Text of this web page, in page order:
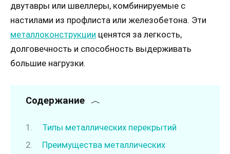
двутавры или швеллеры, комбинируемые с
настилами из профлиста или железобетона. Эти
металлоконструкции ценятся за легкость,
долговечность и способность выдерживать
большие нагрузки.
Содержание
Типы металлических перекрытий
Преимущества металлических